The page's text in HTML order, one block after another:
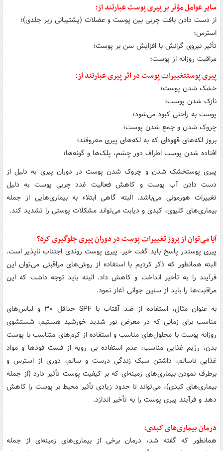
سایر عوامل مؤثر بر پیری پوست عبارتند از:
از دست دادن بافت چربی بین پوست و عضلات (پشتیبانی زیر جلدی)؛
استرس؛
تأثیر نیروی گرانش با افزایش سن بر پوست؛
مراقبت روزانه از پوست؛
پیری پوستتغییرات پوست در اثر پیری عبارتند از:
خشک شدن پوست؛
نازک شدن پوست؛
پوست به راحتی کبود می‌شود؛
چروک شدن و جمع شدن پوست؛
بروز لکه‌های قهوه‌ای که به لکه‌های پیری معروفند؛
افتاده شدن پوست اطراف دور چشم، پلک‌ها و گونه‌ها؛
پیری پوستخشک شدن و چروک شدن پوست در دوران پیری به دلیل از
دست دادن آب پوست و کاهش فعالیت غدد چربی پوست به دلیل
تغییرات هورمونی می‌باشد. البته گاهی ابتلاء به بیماری‌هایی از جمله
بیماری‌های کلیوی، کبدی و دیابت می‌تواند مشکلات پوستی را تشدید کند.
آیا می‌توان از بروز تغییرات پوست در دوران پیری جلوگیری کرد؟
پیری پوستدر پاسخ باید گفت خیر. پیری پوست روندی اجتناب ناپذیر است.
البته همانطور که ذکر کردیم با استفاده از روش‌های مراقبتی می‌توان این
فرآیند را به تأخیر انداخت و کاهش داد. البته باید توجه داشت که این
مراقبت‌ها را باید از سنین جوانی آغاز نمود.
به عنوان مثال، استفاده از ضد آفتاب با SPF حداقل ۳۰ و لباس‌های
مناسب برای زمانی که در معرض نور شدید خورشید هستیم، شستشوی
روزانه پوست با محلول‌های مناسب و استفاده از کرم‌های متناسب با پوست
بدن، رژیم غذایی مناسب، عدم استفاده بی رویه از فست فودها و مواد
غذایی ناسالم، داشتن سبک زندگی درست و سالم، دوری از استرس و
برطرف نمودن بیماری‌های زمینه‌ای که بر کیفیت پوست تأثیر دارد (از جمله
بیماری‌های کبدی)، می‌تواند تا حدود زیادی تأثیر محیط بر پوست را کاهش
دهد و فرآیند پیری پوست را به تأخیر اندازد.
درمان بیماری‌های کبدی:
همانطور که گفته شد، درمان برخی از بیماری‌های زمینه‌ای از جمله